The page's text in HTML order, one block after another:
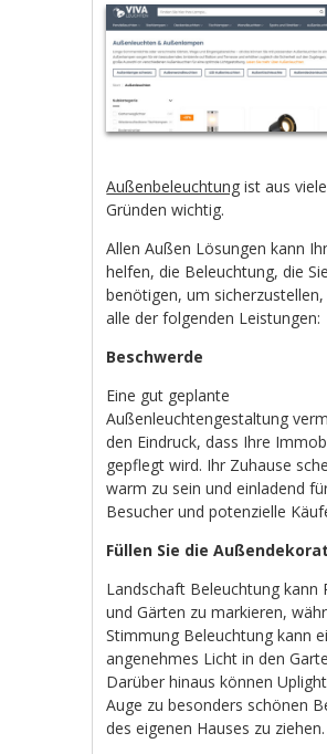
Außenbeleuchtung ist aus
Gründen wichtig.
Allen Außen Lösungen kann
helfen, die Beleuchtung, die Sie
benötigen, um sicherzustellen,
alle der folgenden Leistungen:
Beschwerde
Eine gut geplante
Außenleuchtengestaltung
den Eindruck, dass Ihre
gepflegt wird. Ihr Zuhause
warm zu sein und einladend
Besucher und potenzielle
Füllen Sie die
Landschaft Beleuchtung kann
und Gärten zu markieren,
Stimmung Beleuchtung kann
angenehmes Licht in den
Darüber hinaus können
Auge zu besonders schönen
des eigenen Hauses zu ziehen.